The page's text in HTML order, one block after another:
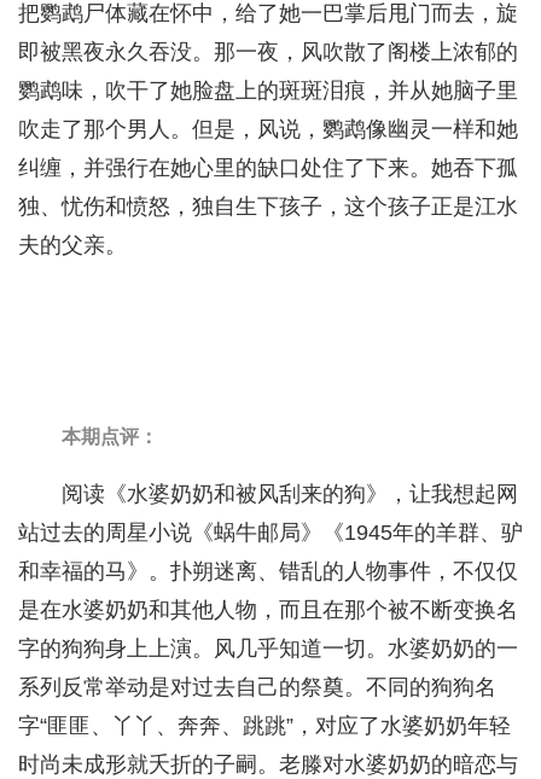
把鹦鹉尸体藏在怀中，给了她一巴掌后甩门而去，旋
即被黑夜永久吞没。那一夜，风吹散了阁楼上浓郁的
鹦鹉味，吹干了她脸盘上的斑斑泪痕，并从她脑子里
吹走了那个男人。但是，风说，鹦鹉像幽灵一样和她
纠缠，并强行在她心里的缺口处住了下来。她吞下孤
独、忧伤和愤怒，独自生下孩子，这个孩子正是江水
夫的父亲。
本期点评：
阅读《水婆奶奶和被风刮来的狗》，让我想起网
站过去的周星小说《蜗牛邮局》《1945年的羊群、驴
和幸福的马》。扑朔迷离、错乱的人物事件，不仅仅
是在水婆奶奶和其他人物，而且在那个被不断变换名
字的狗狗身上上演。风几乎知道一切。水婆奶奶的一
系列反常举动是对过去自己的祭奠。不同的狗狗名
字“匪匪、丫丫、奔奔、跳跳”，对应了水婆奶奶年轻
时尚未成形就夭折的子嗣。老滕对水婆奶奶的暗恋与